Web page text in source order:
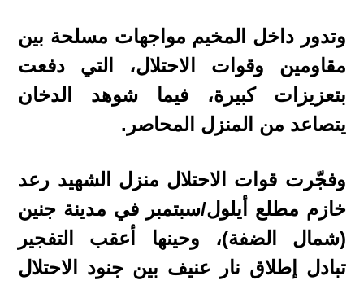
وتدور داخل المخيم مواجهات مسلحة بين
مقاومين وقوات الاحتلال، التي دفعت
بتعزيزات كبيرة، فيما شوهد الدخان
يتصاعد من المنزل المحاصر.
وفجّرت قوات الاحتلال منزل الشهيد رعد
خازم مطلع أيلول/سبتمبر في مدينة جنين
(شمال الضفة)، وحينها أعقب التفجير
تبادل إطلاق نار عنيف بين جنود الاحتلال